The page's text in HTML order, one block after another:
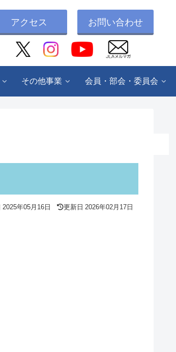
アクセス お問い合わせ
その他事業 会員・部会・委員会
2025年05月16日 更新日 2026年02月17日